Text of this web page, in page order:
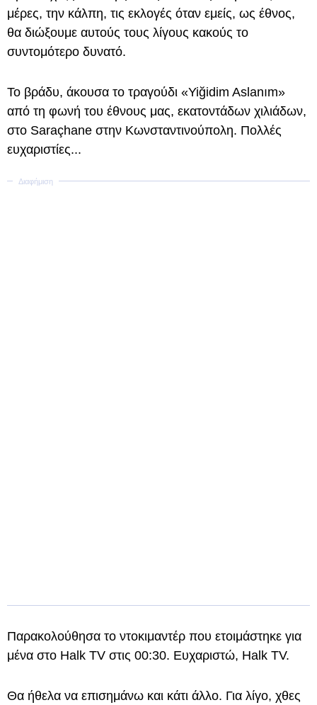
μέρες, την κάλπη, τις εκλογές όταν εμείς, ως έθνος,
θα διώξουμε αυτούς τους λίγους κακούς το
συντομότερο δυνατό.
Το βράδυ, άκουσα το τραγούδι «Yiğidim Aslanım»
από τη φωνή του έθνους μας, εκατοντάδων χιλιάδων,
στο Saraçhane στην Κωνσταντινούπολη. Πολλές
ευχαριστίες...
Παρακολούθησα το ντοκιμαντέρ που ετοιμάστηκε για
μένα στο Halk TV στις 00:30. Ευχαριστώ, Halk TV.
Θα ήθελα να επισημάνω και κάτι άλλο. Για λίγο, χθες